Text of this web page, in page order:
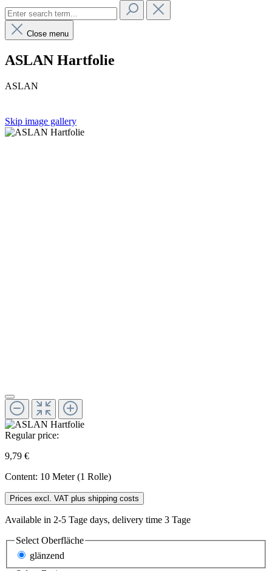
Close menu
ASLAN Hartfolie
ASLAN
Skip image gallery
Regular price:
9,79 €
Content: 10 Meter (1 Rolle)
Prices excl. VAT plus shipping costs
Available in 2-5 Tage days, delivery time 3 Tage
Select Oberfläche
glänzend